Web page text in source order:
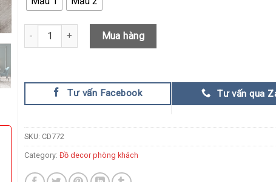
Bộ bàn ăn thông minh trang trí nội thất phòng bếp CD772
Mua hàng
Tư vấn Facebook Tư vấn qua
SKU: CD772
Category: Đồ decor phòng khách